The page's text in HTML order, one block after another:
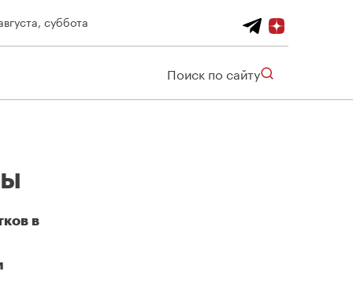
суббота
Поиск по сайту
в